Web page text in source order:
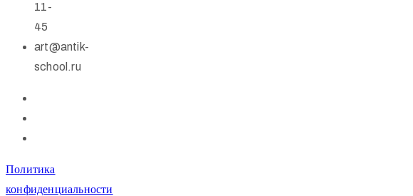
11-
45
art@antik-
school.ru
Политика
конфиденциальности